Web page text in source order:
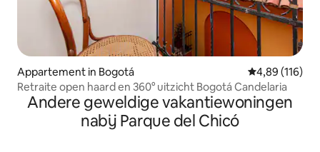
Appartement in Bogotá Gemiddelde
4,89 (116)
Retraite open haard en 360° uitzicht Bogotá Candelaria
Andere geweldige vakantiewoningen
nabij Parque del Chicó